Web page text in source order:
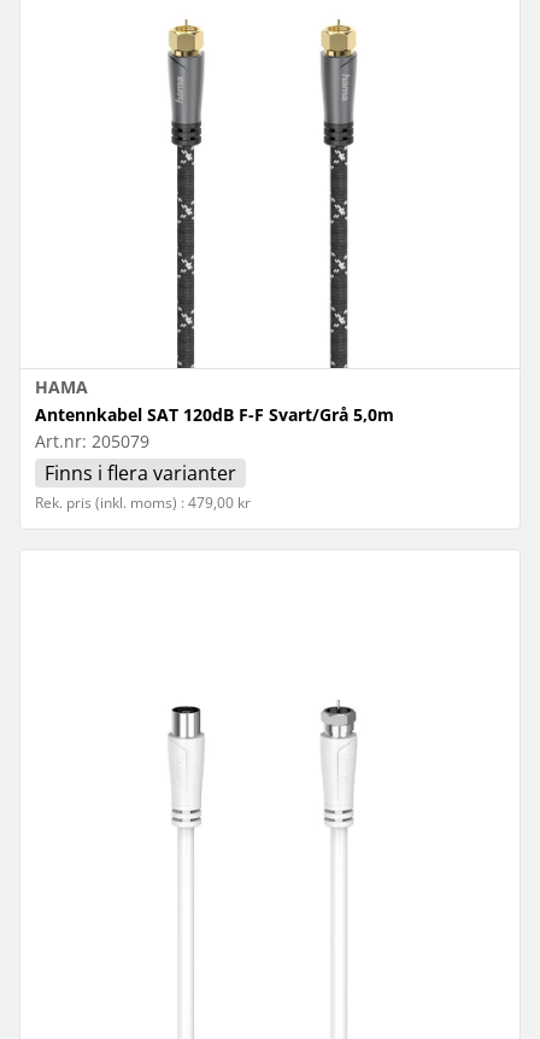
HAMA
Antennkabel SAT 120dB F-F Svart/Grå 5,0m
Art.nr: 205079
Finns i flera varianter
Rek. pris (inkl. moms) : 479,00 kr